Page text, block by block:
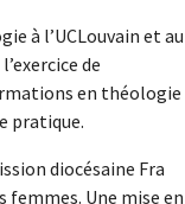
à l’UCLouvain et au
de
en théologie
pratique.
diocésaine Fra
femmes. Une mise en